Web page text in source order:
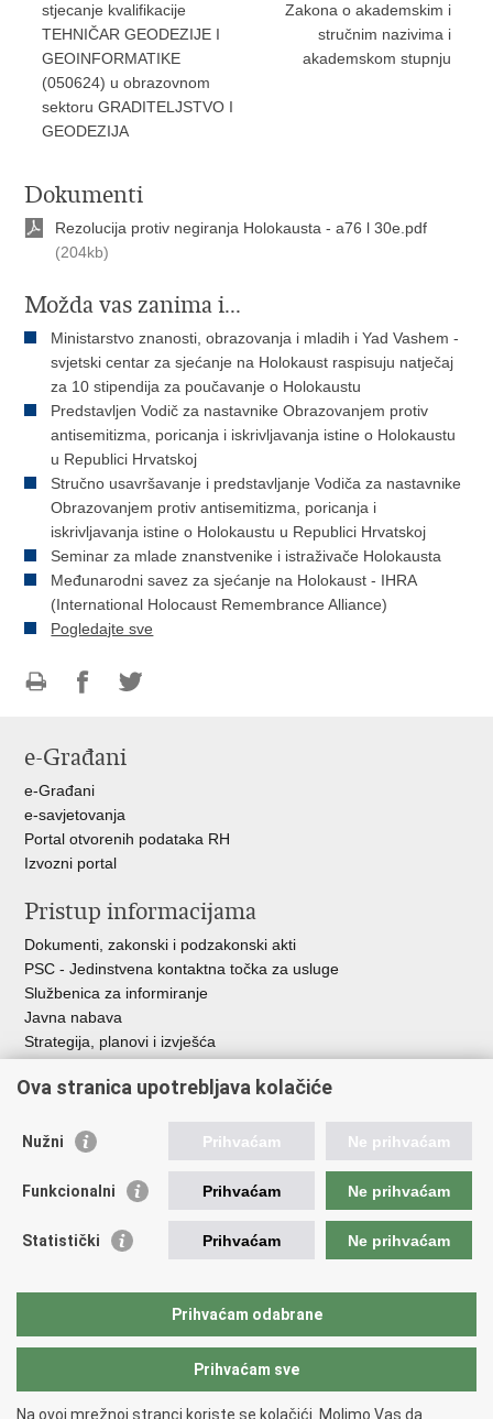
stjecanje kvalifikacije
TEHNIČAR GEODEZIJE I
GEOINFORMATIKE
(050624) u obrazovnom
sektoru GRADITELJSTVO I
GEODEZIJA
Zakona o akademskim i
stručnim nazivima i
akademskom stupnju
Dokumenti
Rezolucija protiv negiranja Holokausta - a76 l 30e.pdf
(204kb)
Možda vas zanima i...
Ministarstvo znanosti, obrazovanja i mladih i Yad Vashem -
svjetski centar za sjećanje na Holokaust raspisuju natječaj
za 10 stipendija za poučavanje o Holokaustu
Predstavljen Vodič za nastavnike Obrazovanjem protiv
antisemitizma, poricanja i iskrivljavanja istine o Holokaustu
u Republici Hrvatskoj
Stručno usavršavanje i predstavljanje Vodiča za nastavnike
Obrazovanjem protiv antisemitizma, poricanja i
iskrivljavanja istine o Holokaustu u Republici Hrvatskoj
Seminar za mlade znanstvenike i istraživače Holokausta
Međunarodni savez za sjećanje na Holokaust - IHRA
(International Holocaust Remembrance Alliance)
Pogledajte sve
FacebookuTwitteru
e-Građani
e-Građani
e-savjetovanja
Portal otvorenih podataka RH
Izvozni portal
Pristup informacijama
Dokumenti, zakonski i podzakonski akti
PSC - Jedinstvena kontaktna točka za usluge
Službenica za informiranje
Javna nabava
Strategija, planovi i izvješća
Korisne poveznice
Vlada RH
ASOO
CARNET
Ova stranica upotrebljava kolačiće
Nužni Prihvaćam Ne prihvaćam
Funkcionalni Prihvaćam Ne prihvaćam
Statistički Prihvaćam Ne prihvaćam
Prihvaćam odabrane
Prihvaćam sve
Na ovoj mrežnoj stranci koriste se kolačići. Molimo Vas da